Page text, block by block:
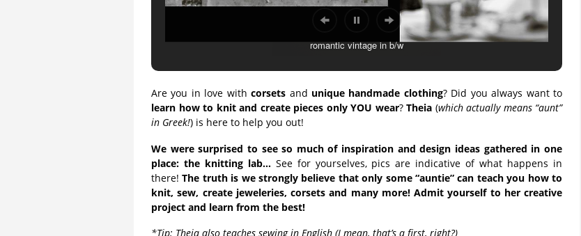
romantic vintage in b/w
Are you in love withcorsets and unique handmade clothing? Did you always want to
learn how to knit and create pieces only YOU wear? Theia (which actually means “aunt”
in Greek!) is here to help you out!
We were surprised to see so much of inspiration and design ideas gathered in one
place: the knitting lab…See for yourselves, pics are indicative of what happens in
there!The truth is we strongly believe that only some “auntie” can teach you how to
knit, sew, create jeweleries, corsets and many more! Admit yourself to her creative
project and learn from the best!
*Tip: Theia also teaches sewing in English (I mean, that’s a first, right?)